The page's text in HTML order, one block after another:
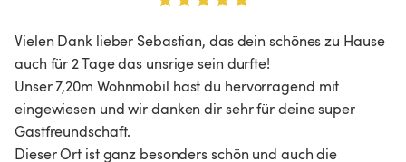
Vielen Dank lieber Sebastian, das dein schönes zu Hause
auch für 2 Tage das unsrige sein durfte!
Unser 7,20m Wohnmobil hast du hervorragend mit
eingewiesen und wir danken dir sehr für deine super
Gastfreundschaft.
Dieser Ort ist ganz besonders schön und auch die